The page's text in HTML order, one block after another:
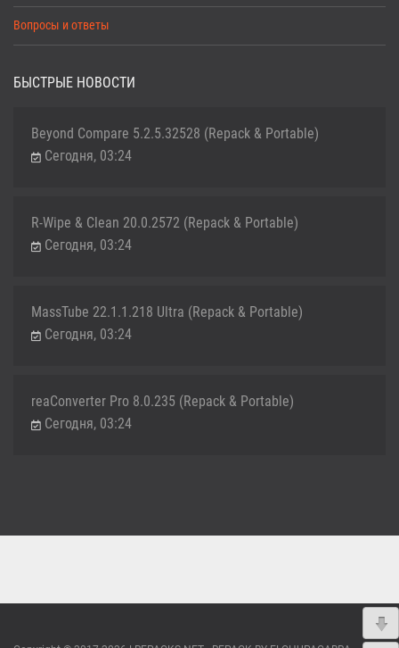
Вопросы и ответы
БЫСТРЫЕ НОВОСТИ
Beyond Compare 5.2.5.32528 (Repack & Portable)
Сегодня, 03:24
R-Wipe & Clean 20.0.2572 (Repack & Portable)
Сегодня, 03:24
MassTube 22.1.1.218 Ultra (Repack & Portable)
Сегодня, 03:24
reaConverter Pro 8.0.235 (Repack & Portable)
Сегодня, 03:24